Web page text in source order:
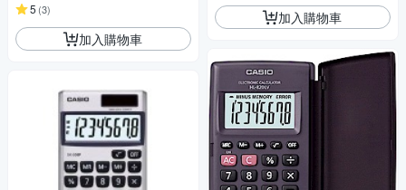
5 (3)
加入購物車
加入購物車